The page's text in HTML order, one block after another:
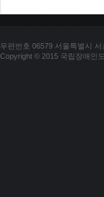
우편번호 06579 서울특별시
Copyright © 2015 국립장애인